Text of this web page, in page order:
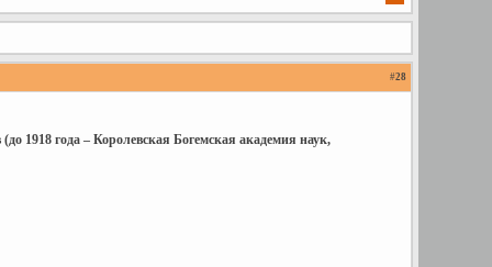
#28
1918 года – Королевская Богемская академия наук,